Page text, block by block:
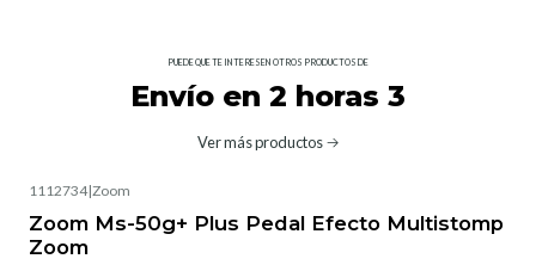
PUEDE QUE TE INTERESEN OTROS PRODUCTOS DE
Envío en 2 horas 3
Ver más productos
1112734|Zoom
Zoom Ms-50g+ Plus Pedal Efecto Multistomp
Zoom